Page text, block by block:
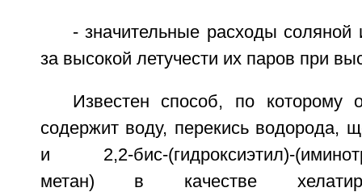
- значительные расходы соляной
за высокой летучести их паров при
Известен способ, по которому
содержит воду, перекись водорода,
и 2,2-бис-(гидроксиэтил)-
метан) в качестве